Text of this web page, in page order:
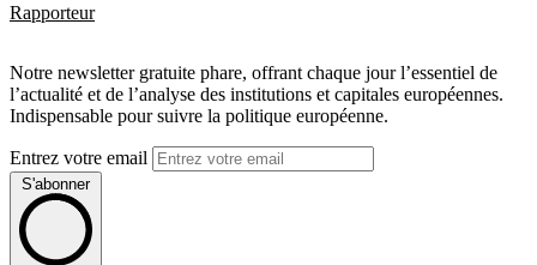
Rapporteur
Notre newsletter gratuite phare, offrant chaque jour l’essentiel de
l’actualité et de l’analyse des institutions et capitales européennes.
Indispensable pour suivre la politique européenne.
Entrez votre email
S'abonner